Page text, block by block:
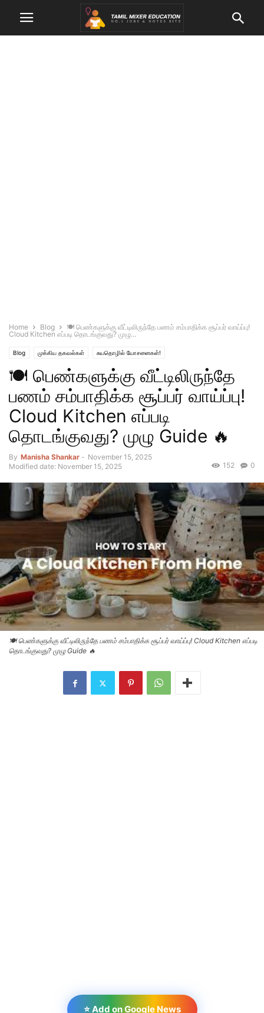
Home Blog
🍽️ பெண்களுக்கு வீட்டிலிருந்தே பணம் சம்பாதிக்க சூப்பர் வாய்ப்பு!
Cloud Kitchen எப்படி தொடங்குவது? முழு...
Blog முக்கிய தகவல்கள் சுயதொழில் யோசனைகள்!
🍽️ பெண்களுக்கு வீட்டிலிருந்தே
பணம் சம்பாதிக்க சூப்பர் வாய்ப்பு!
Cloud Kitchen எப்படி
தொடங்குவது? முழு Guide 🔥
By Manisha Shankar - November 15, 2025
Modified date: November 15, 2025
0
152
🍽️ பெண்களுக்கு வீட்டிலிருந்தே பணம் சம்பாதிக்க சூப்பர் வாய்ப்பு! Cloud Kitchen எப்படி
தொடங்குவது? முழு Guide 🔥
⭐ Add on Google News